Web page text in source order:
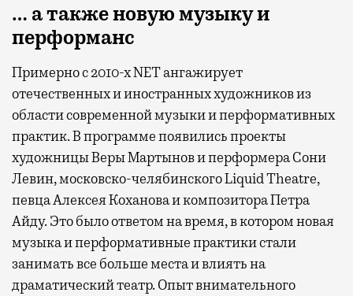
… а также новую музыку и
перформанс
Примерно с 2010-х NET ангажирует
отечественных и иностранных художников из
области современной музыки и перформативных
практик. В программе появились проекты
художницы Веры Мартынов и перформера Сони
Левин, московско-челябинского Liquid Theatre,
певца Алексея Коханова и композитора Петра
Айду. Это было ответом на время, в котором новая
музыка и перформативные практики стали
занимать все больше места и влиять на
драматический театр. Опыт внимательного